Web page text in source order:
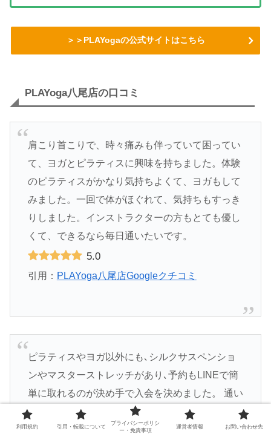
＞＞PLAYogaの公式サイトはこちら
PLAYoga八尾店の口コミ
肩こり首こりで、時々痛みも伴っていて困ってい
て、ヨガとピラティスに興味を持ちました。体験
のピラティスがかなり気持ちよくて、ヨガもして
みました。一回で体がほぐれて、気持ちもすっき
りしました。インストラクターの方もとても優し
くて、できるなら毎日通いたいです。
5.0
引用： PLAYoga八尾店Googleクチコミ
ピラティスやヨガ以外にも､シルクサスペンショ
ンやマスターストレッチがあり､予約もLINEで簡
単に取れるのが決め手で入会を決めました。 通い
はじめたばかりで身体の変化はまだですが、イン
ストラクターの先生方に丁寧に分かりやすく教え
利用規約 引用・転載について
プライバシーポリシ
ー・免責事項
運営者情報 お問い合わせ先